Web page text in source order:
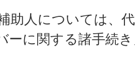
助人については、
ーに関する諸手続